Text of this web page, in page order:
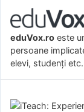
eduVox.ro este
persoane
elevi, studenți